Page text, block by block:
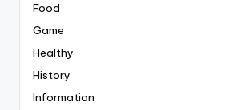
Food
Game
Healthy
History
Information